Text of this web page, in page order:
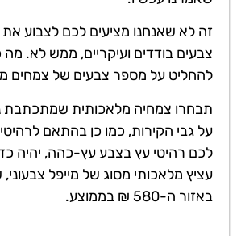
צבעים בודדים ועיקריים, ממש לא. מה
להחליט על מספר צבעים של צמחים
תבחרו צמחיה מלאכותית שמתכתבת
על גבי הקירות, כמו כן בהתאם
לכם רהיטי עץ בצבע עץ-כהה, יהיה
עציץ מלאכותי מסוג של מייפל
באזור ה-580 ₪ בממוצע.